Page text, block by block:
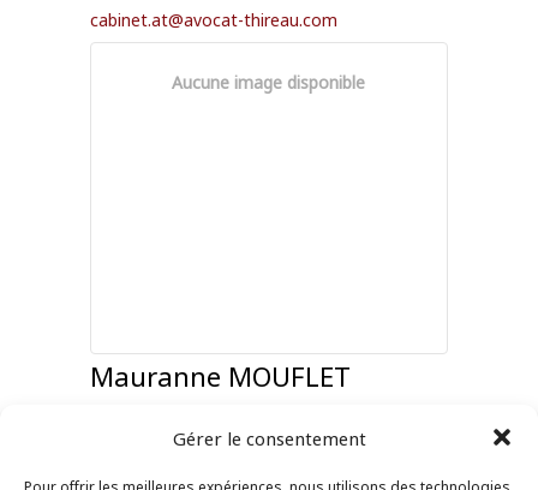
Gérer le consentement
cabinet.at@avocat-thireau.com
Aucune image disponible
Mauranne MOUFLET
0696001569